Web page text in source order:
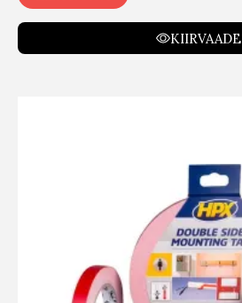
KIIRVAADE